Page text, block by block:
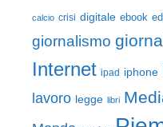
calcio crisi digitale ebook
giornalismo
Internet ipad iphone
lavoro legge libri